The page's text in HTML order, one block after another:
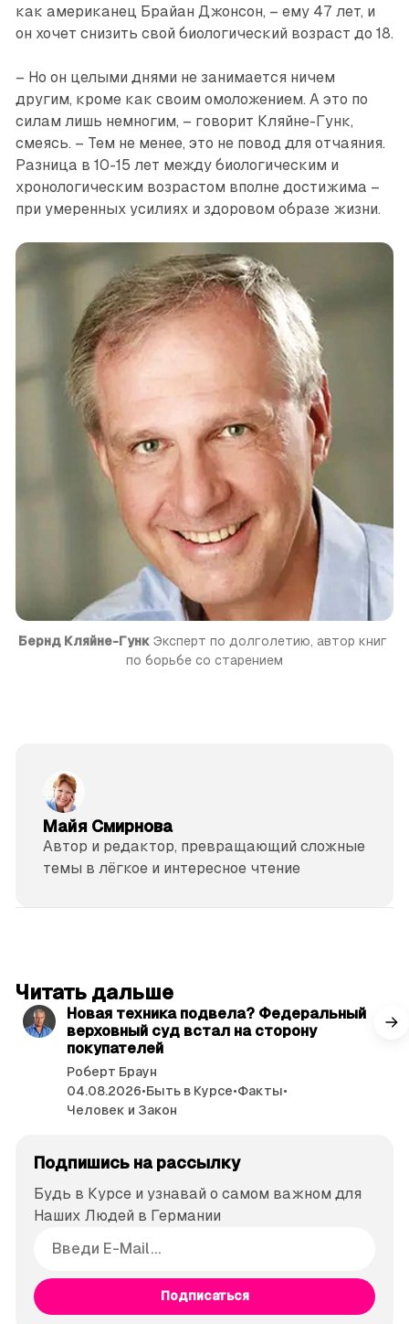
как американец Брайан Джонсон, – ему 47 лет, и
он хочет снизить свой биологический возраст до 18.
– Но он целыми днями не занимается ничем
другим, кроме как своим омоложением. А это по
силам лишь немногим, – говорит Кляйне-Гунк,
смеясь. – Тем не менее, это не повод для от­чаяния.
Разница в 10-15 лет между биологическим и
хронологическим возрастом вполне достижима –
при умеренных усилиях и здоровом образе жизни.
Бернд Кляйне-Гунк Эксперт по долголетию, автор книг
по борьбе со старением
Майя Смирнова
Автор и редактор, превращающий сложные
темы в лёгкое и интересное чтение
Читать дальше
Новая техника подвела? Федеральный
верховный суд встал на сторону
покупателей
Роберт Браун
04.08.2026•Быть в Курсе•Факты•
Человек и Закон
Подпишись на рассылку
Будь в Курсе и узнавай о самом важном для
Наших Людей в Германии
Подписаться